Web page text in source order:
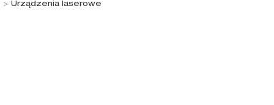
Urządzenia laserowe